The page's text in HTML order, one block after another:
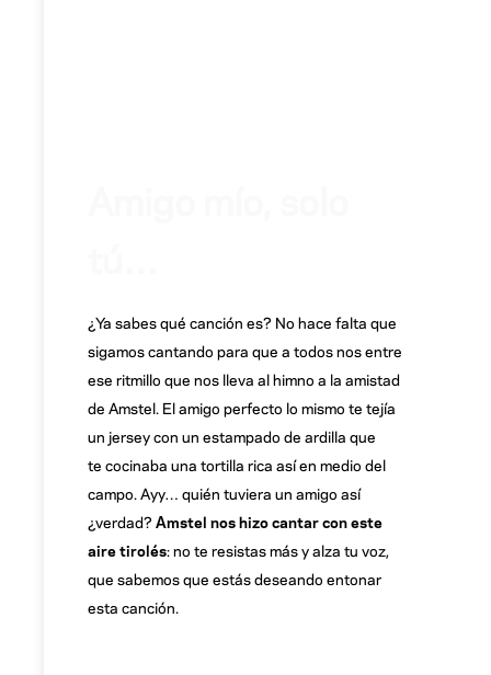
¿Ya sabes qué canción es? No hace falta que
sigamos cantando para que a todos nos entre
ese ritmillo que nos lleva al himno a la amistad
de Amstel. El amigo perfecto lo mismo te tejía
un jersey con un estampado de ardilla que
te cocinaba una tortilla rica así en medio del
campo. Ayy… quién tuviera un amigo así
¿verdad? Amstel nos hizo cantar con este
aire tirolés: no te resistas más y alza tu voz,
que sabemos que estás deseando entonar
esta canción.